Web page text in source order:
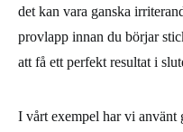
det kan vara ganska
provlapp innan du börjar
att få ett perfekt resultat i
I vårt exempel har vi använt